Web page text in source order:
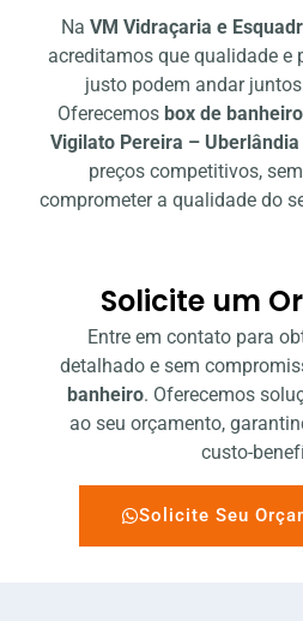
Na VM Vidraçaria e
acreditamos que qualidade e
justo podem andar
Oferecemos box de
Vigilato Pereira – Uberlândia
preços competitivos, sem
comprometer a qualidade do
Solicite um
Entre em contato para
detalhado e sem
banheiro. Oferecemos
ao seu orçamento,
custo-
Solicite Seu